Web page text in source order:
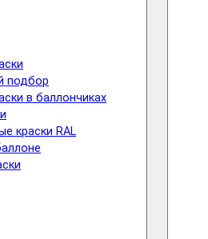
подбор
в баллончиках
краски RAL